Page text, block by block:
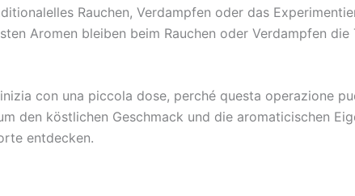
Rauchen, Verdampfen oder das
Aromen bleiben beim Rauchen oder Verdampfen
con una piccola dose, perché questa operazione
den köstlichen Geschmack und die aromaticischen
entdecken.